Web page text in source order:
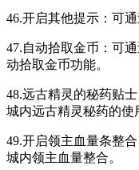
46.开启其他提示：可
47.自动拾取金币：可
动拾取金币功能。
48.远古精灵的秘药贴
城内远古精灵秘药的使
49.开启领主血量条整
城内领主血量整合。